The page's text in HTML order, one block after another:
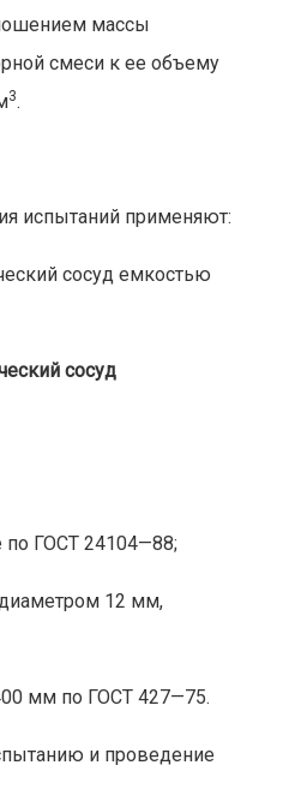
массы
смеси к ее объему
3.
испытаний применяют:
ий сосуд емкостью
сосуд
ГОСТ 24104—88;
12 мм,
мм по ГОСТ 427—75.
и проведение